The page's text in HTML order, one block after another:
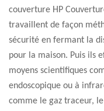
couverture HP
travaillent de façon
sécurité en fermant la
pour la maison. Puis ils
moyens scientifiques
endoscopique ou à
comme le gaz traceur,